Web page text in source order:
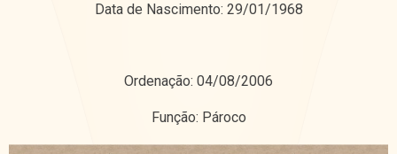
Data de Nascimento: 29/01/1968
Ordenação: 04/08/2006
Função: Pároco